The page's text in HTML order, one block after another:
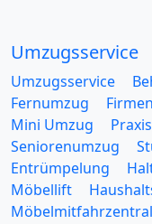
Umzugsservice
Umzugsservice
Fernumzug
Mini Umzug
Seniorenumzug
Entrümpelung
Möbellift